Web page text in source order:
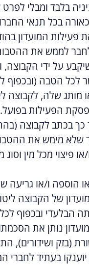
בלבד ומבלי
בכל תנאי
המועדון
לממש את
שיקבע על ידי
לכל הטבה (ובכפוף
שלה, לקבוצה לא
הפעילות בפועל.
כך בכתב לקבוצה
עסקים לאחר מכן. חבר
פיצוי מכל מין
הוספה ו/או
של הקבוצה
הבלעדי ובכפוף לכל
נותן את